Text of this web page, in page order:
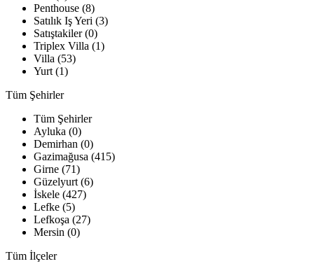
Penthouse (8)
Satılık Iş Yeri (3)
Satıştakiler (0)
Triplex Villa (1)
Villa (53)
Yurt (1)
Tüm Şehirler
Tüm Şehirler
Ayluka (0)
Demirhan (0)
Gazimağusa (415)
Girne (71)
Güzelyurt (6)
İskele (427)
Lefke (5)
Lefkoşa (27)
Mersin (0)
Tüm İlçeler